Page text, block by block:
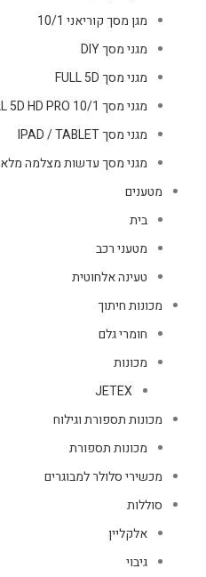
מגן מסך קוריאני 10/1
מגני מסך DIY
מגני מסך FULL 5D
מגני מסך FULL 5D HD PRO 10/1
מגני מסך IPAD / TABLET
מגני מסך עדשות מצלמה מלא
מטענים
בית
מטעני רכב
טעינה אלחוטית
מכונות חיתוך
חומרי גלם
מכונות
JETEX
מכונות תספורת וגילוח
מכונות תספורת
מכשירי סלולר למבוגרים
סוללות
אלקליין
גיבוי